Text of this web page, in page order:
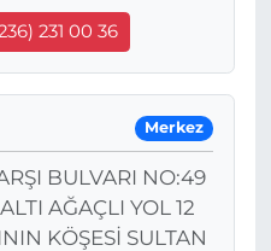
231 00 36
Merkez
BULVARI NO:49
AĞAÇLI YOL 12
KÖŞESİ SULTAN